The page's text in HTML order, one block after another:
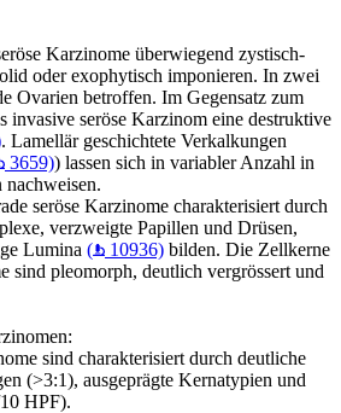
Karzinome überwiegend zystisch-
oder exophytisch imponieren. In zwei
Ovarien betroffen. Im Gegensatz zum
invasive seröse Karzinom eine destruktive
. Lamellär geschichtete Verkalkungen
3659)) lassen sich in variabler Anzahl in
nachweisen.
seröse Karzinome charakterisiert durch
verzweigte Papillen und Drüsen,
Lumina ( 10936) bilden. Die Zellkerne
sind pleomorph, deutlich vergrössert und
sind charakterisiert durch deutliche
(>3:1), ausgeprägte Kernatypien und
HPF).